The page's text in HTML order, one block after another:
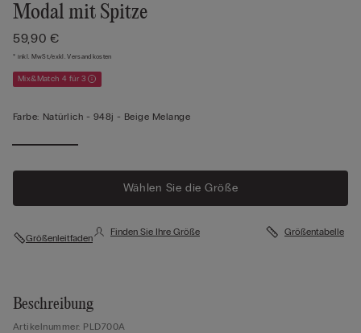
Modal mit Spitze
59,90 €
* inkl. MwSt./exkl. Versandkosten
Mix&Match 4 für 3
Farbe: Natürlich - 948j - Beige Melange
Wählen Sie die Größe
Größenleitfaden
Finden Sie Ihre Größe Größentabelle
Beschreibung
Artikelnummer: PLD700A